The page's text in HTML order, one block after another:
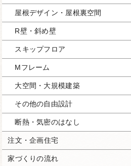
屋根デザイン・屋根裏空間
R壁・斜め壁
スキップフロア
Mフレーム
大空間・大規模建築
その他の自由設計
断熱・気密のはなし
注文・企画住宅
家づくりの流れ